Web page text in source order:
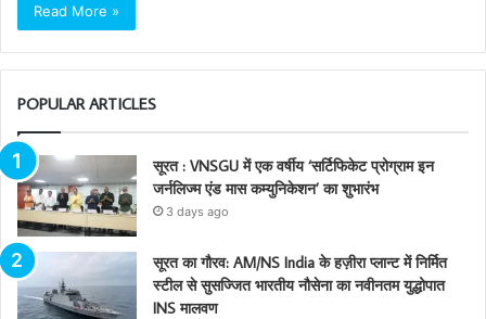
Read More »
POPULAR ARTICLES
सूरत : VNSGU में एक वर्षीय ‘सर्टिफिकेट प्रोग्राम इन
जर्नलिज्म एंड मास कम्युनिकेशन’ का शुभारंभ
3 days ago
सूरत का गौरव: AM/NS India के हज़ीरा प्लान्ट में निर्मित
स्टील से सुसज्जित भारतीय नौसेना का नवीनतम युद्धोपात
INS मालवण